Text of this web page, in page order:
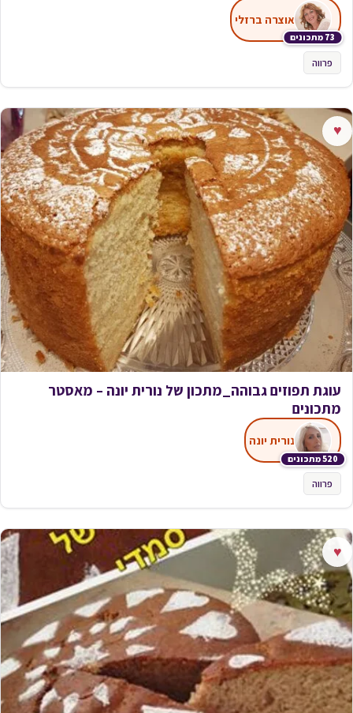
73 מתכונים
אוצרה ברזלי
פרווה
♥
עוגת תפוזים גבוהה_מתכון של נורית יונה – מאסטר
מתכונים
520 מתכונים
נורית יונה
פרווה
♥